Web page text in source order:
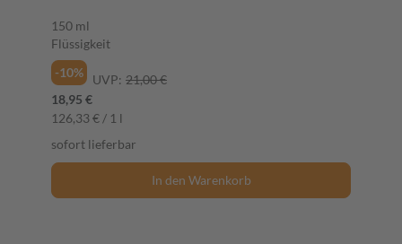
150 ml
Flüssigkeit
-10%
UVP: 21,00 €
18,95 €
126,33 € / 1 l
sofort lieferbar
In den Warenkorb